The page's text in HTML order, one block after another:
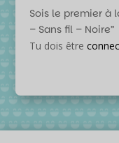
Sois le premier à
– Sans fil – Noire”
Tu dois être